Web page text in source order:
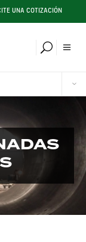
UNA COTIZACIÓN